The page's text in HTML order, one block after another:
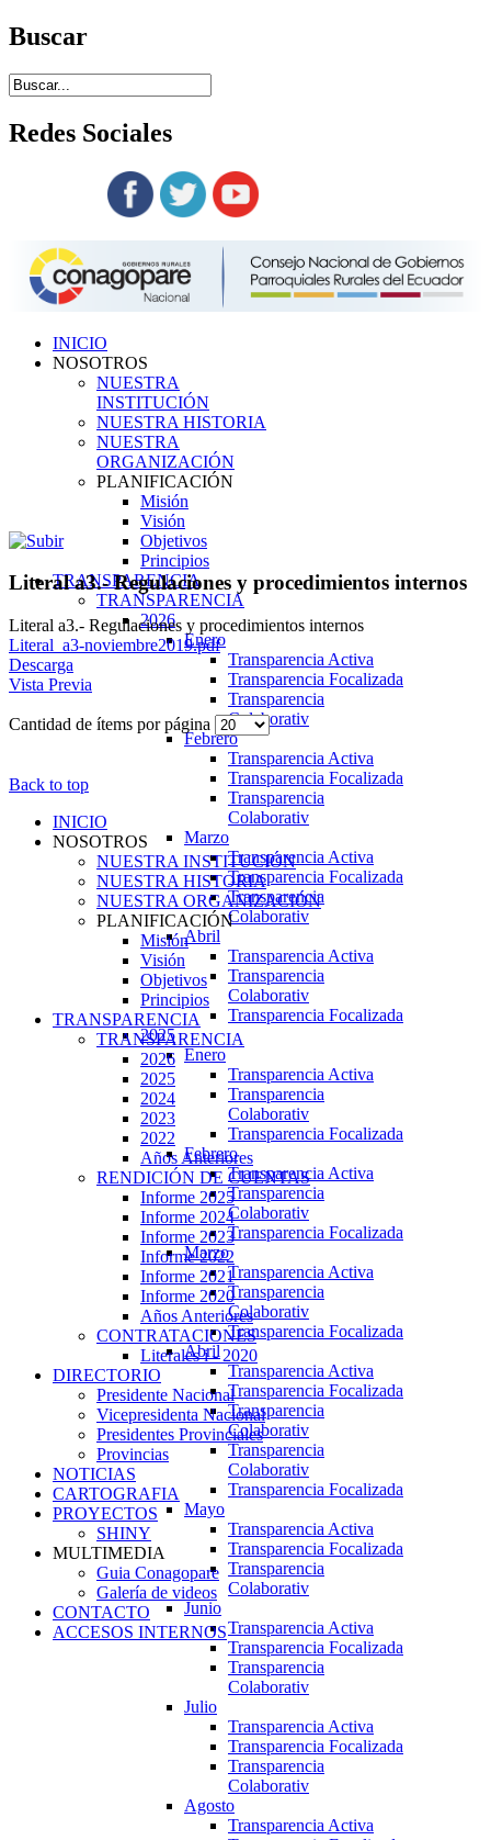
Buscar
Redes Sociales
INICIO
NOSOTROS
NUESTRA
INSTITUCIÓN
NUESTRA HISTORIA
NUESTRA
ORGANIZACIÓN
PLANIFICACIÓN
Misión
Visión
Objetivos
Principios
TRANSPARENCIA
TRANSPARENCIA
2026
Enero
Transparencia Activa
Transparencia Focalizada
Transparencia
Colaborativ
Febrero
Transparencia Activa
Transparencia Focalizada
Transparencia
Colaborativ
Marzo
Transparencia Activa
Transparencia Focalizada
Transparencia
Colaborativ
Abril
Transparencia Activa
Transparencia
Colaborativ
Transparencia Focalizada
2025
Enero
Transparencia Activa
Transparencia
Colaborativ
Transparencia Focalizada
Febrero
Transparencia Activa
Transparencia
Colaborativ
Transparencia Focalizada
Marzo
Transparencia Activa
Transparencia
Colaborativ
Transparencia Focalizada
Abril
Transparencia Activa
Transparencia Focalizada
Transparencia
Colaborativ
Transparencia
Colaborativ
Transparencia Focalizada
Mayo
Transparencia Activa
Transparencia Focalizada
Transparencia
Colaborativ
Junio
Transparencia Activa
Transparencia Focalizada
Transparencia
Colaborativ
Julio
Transparencia Activa
Transparencia Focalizada
Transparencia
Colaborativ
Agosto
Transparencia Activa
Literal a3.- Regulaciones y procedimientos internos
Literal a3.- Regulaciones y procedimientos internos
Literal_a3-noviembre2019.pdf
Descarga
Vista Previa
Cantidad de ítems por página
Back to top
INICIO
NOSOTROS
NUESTRA INSTITUCIÓN
NUESTRA HISTORIA
NUESTRA ORGANIZACIÓN
PLANIFICACIÓN
Misión
Visión
Objetivos
Principios
TRANSPARENCIA
TRANSPARENCIA
2026
2025
2024
2023
2022
Años Anteriores
RENDICIÓN DE CUENTAS
Informe 2025
Informe 2024
Informe 2023
Informe 2022
Informe 2021
Informe 2020
Años Anteriores
CONTRATACIONES
Literales i - 2020
DIRECTORIO
Presidente Nacional
Vicepresidenta Nacional
Presidentes Provinciales
Provincias
NOTICIAS
CARTOGRAFIA
PROYECTOS
SHINY
MULTIMEDIA
Guia Conagopare
Galería de videos
CONTACTO
ACCESOS INTERNOS